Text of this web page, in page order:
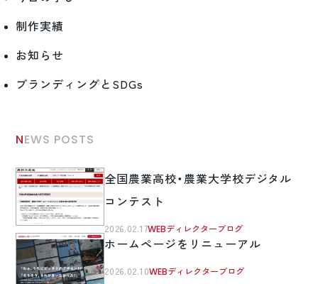
制作実績
お知らせ
ブランディングとSDGs
NEWS POSTS
全国農業高校・農業大学校デジタル
コンテスト
2026.02.17WEBディレクターブログ
ホームページをリニューアル
2026.02.10WEBディレクターブログ